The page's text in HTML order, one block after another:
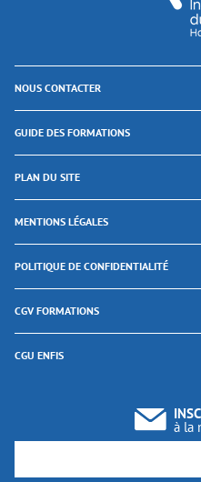
NOUS CONTACTER
GUIDE DES FORMATIONS
PLAN DU SITE
MENTIONS LÉGALES
POLITIQUE DE CONFIDENTIALITÉ
CGV FORMATIONS
CGU ENFIS
à la